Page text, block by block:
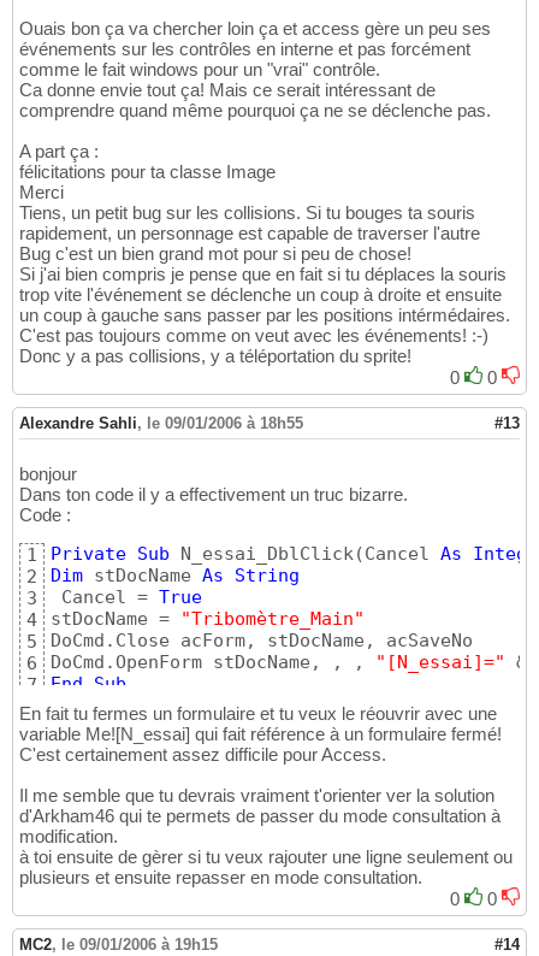
Ouais bon ça va chercher loin ça et access gère un peu ses
événements sur les contrôles en interne et pas forcément
comme le fait windows pour un "vrai" contrôle.
Ca donne envie tout ça! Mais ce serait intéressant de
comprendre quand même pourquoi ça ne se déclenche pas.
A part ça :
félicitations pour ta classe Image
Merci
Tiens, un petit bug sur les collisions. Si tu bouges ta souris
rapidement, un personnage est capable de traverser l'autre
Bug c'est un bien grand mot pour si peu de chose!
Si j'ai bien compris je pense que en fait si tu déplaces la souris
trop vite l'événement se déclenche un coup à droite et ensuite
un coup à gauche sans passer par les positions intérmédaires.
C'est pas toujours comme on veut avec les événements! :-)
Donc y a pas collisions, y a téléportation du sprite!
0
0
Alexandre Sahli, le 09/01/2006 à 18h55 #13
bonjour
Dans ton code il y a effectivement un truc bizarre.
Code :
1
2
3
4
5
6
7
Private Sub N_essai_DblClick(Cancel As
Dim stDocName As
String
Cancel = True
stDocName =
"Tribomètre_Main"
DoCmd.Close acForm, stDocName, acSaveNo
DoCmd.OpenForm stDocName, , ,
"[N_essai]=" &
End
Sub
En fait tu fermes un formulaire et tu veux le réouvrir avec une
variable Me![N_essai] qui fait référence à un formulaire fermé!
C'est certainement assez difficile pour Access.
Il me semble que tu devrais vraiment t'orienter ver la solution
d'Arkham46 qui te permets de passer du mode consultation à
modification.
à toi ensuite de gèrer si tu veux rajouter une ligne seulement ou
plusieurs et ensuite repasser en mode consultation.
0
0
MC2, le 09/01/2006 à 19h15 #14